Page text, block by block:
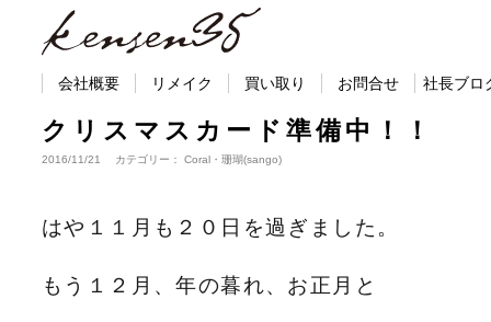
会社概要 リメイク 買い取り お問合せ 社長ブロ
クリスマスカード準備中！！
2016/11/21 カテゴリー： Coral・珊瑚(sango)
はや１１月も２０日を過ぎました。
もう１２月、年の暮れ、お正月と